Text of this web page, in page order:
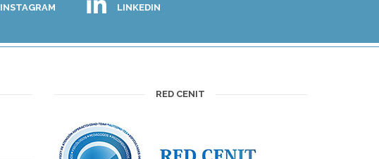
INSTAGRAM LINKEDIN
RED CENIT